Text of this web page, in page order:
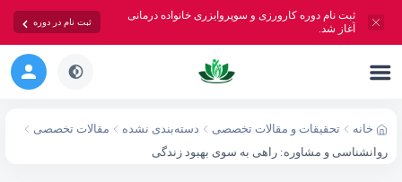
ثبت نام دوره کارورزی و سوپروایزری خانواده درمانی
آغاز شد.
ثبت نام در دوره
خانه تحقیقات و مقالات تخصصی دسته‌بندی نشده
مقالات تخصصی
روانشناسی و مشاوره: راهی به سوی بهبود زندگی